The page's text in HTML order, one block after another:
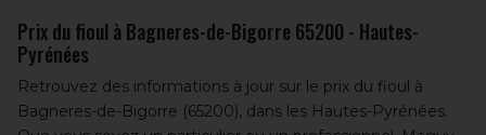
Prix du fioul à Bagneres-de-Bigorre 65200 - Hautes-
Pyrénées
Retrouvez des informations à jour sur le prix du fioul à
Bagneres-de-Bigorre (65200), dans les Hautes-Pyrénées.